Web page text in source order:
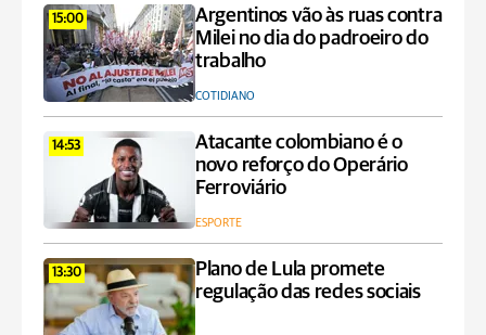
15:00
Argentinos vão às ruas contra
Milei no dia do padroeiro do
trabalho
COTIDIANO
14:53
Atacante colombiano é o
novo reforço do Operário
Ferroviário
ESPORTE
13:30
Plano de Lula promete
regulação das redes sociais